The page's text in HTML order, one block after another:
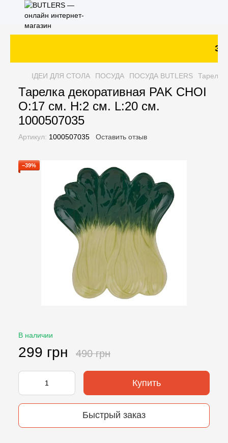
ІДЕИ ДЛЯ СТОЛА ПОСУДА ПОСУДА BUTLERS Тарелка
Тарелка декоративная PAK CHOI
O:17 см. H:2 см. L:20 см.
1000507035
Артикул: 1000507035 Оставить отзыв
−39%
В наличии
299 грн 490 грн
Купить
Быстрый заказ